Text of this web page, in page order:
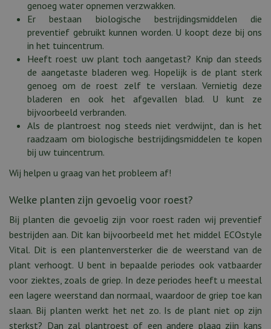
genoeg water opnemen verzwakken.
Er bestaan biologische bestrijdingsmiddelen die
preventief gebruikt kunnen worden. U koopt deze bij ons
in het tuincentrum.
Heeft roest uw plant toch aangetast? Knip dan steeds
de aangetaste bladeren weg. Hopelijk is de plant sterk
genoeg om de roest zelf te verslaan. Vernietig deze
bladeren en ook het afgevallen blad. U kunt ze
bijvoorbeeld verbranden.
Als de plantroest nog steeds niet verdwijnt, dan is het
raadzaam om biologische bestrijdingsmiddelen te kopen
bij uw tuincentrum.
Wij helpen u graag van het probleem af!
Welke planten zijn gevoelig voor roest?
Bij planten die gevoelig zijn voor roest raden wij preventief
bestrijden aan. Dit kan bijvoorbeeld met het middel ECOstyle
Vital. Dit is een plantenversterker die de weerstand van de
plant verhoogt. U bent in bepaalde periodes ook vatbaarder
voor ziektes, zoals de griep. In deze periodes heeft u meestal
een lagere weerstand dan normaal, waardoor de griep toe kan
slaan. Bij planten werkt het net zo. Is de plant niet op zijn
sterkst? Dan zal plantroest of een andere plaag zijn kans